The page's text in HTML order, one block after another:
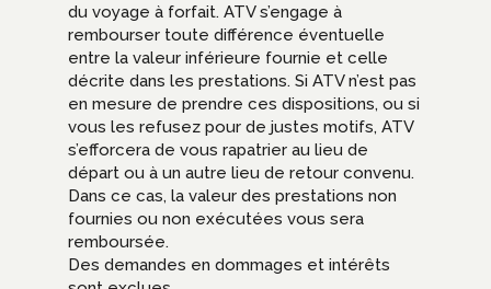
du voyage à forfait. ATV s’engage à
rembourser toute différence éventuelle
entre la valeur inférieure fournie et celle
décrite dans les prestations. Si ATV n’est pas
en mesure de prendre ces dispositions, ou si
vous les refusez pour de justes motifs, ATV
s’efforcera de vous rapatrier au lieu de
départ ou à un autre lieu de retour convenu.
Dans ce cas, la valeur des prestations non
fournies ou non exécutées vous sera
remboursée.
Des demandes en dommages et intérêts